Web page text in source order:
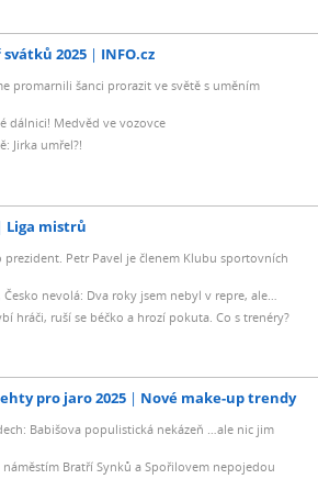
2025 INFO.cz
promarnili šanci prorazit ve světě s uměním
dálnici! Medvěd ve vozovce
Jirka umřel?!
Liga mistrů
Petr Pavel je členem Klubu sportovních
nevolá: Dva roky jsem nebyl v repre, ale…
hráči, ruší se béčko a hrozí pokuta. Co s trenéry?
pro jaro 2025 Nové make-up trendy
Babišova populistická nekázeň …ale nic jim
náměstím Bratří Synků a Spořilovem nepojedou